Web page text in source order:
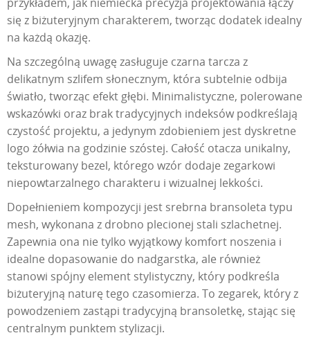
się z biżuteryjnym charakterem, tworząc dodatek idealny
na każdą okazję.
Na szczególną uwagę zasługuje czarna tarcza z
delikatnym szlifem słonecznym, która subtelnie odbija
światło, tworząc efekt głębi. Minimalistyczne, polerowane
wskazówki oraz brak tradycyjnych indeksów podkreślają
czystość projektu, a jedynym zdobieniem jest dyskretne
logo żółwia na godzinie szóstej. Całość otacza unikalny,
teksturowany bezel, którego wzór dodaje zegarkowi
niepowtarzalnego charakteru i wizualnej lekkości.
Dopełnieniem kompozycji jest srebrna bransoleta typu
mesh, wykonana z drobno plecionej stali szlachetnej.
Zapewnia ona nie tylko wyjątkowy komfort noszenia i
idealne dopasowanie do nadgarstka, ale również
stanowi spójny element stylistyczny, który podkreśla
biżuteryjną naturę tego czasomierza. To zegarek, który z
powodzeniem zastąpi tradycyjną bransoletkę, stając się
centralnym punktem stylizacji.